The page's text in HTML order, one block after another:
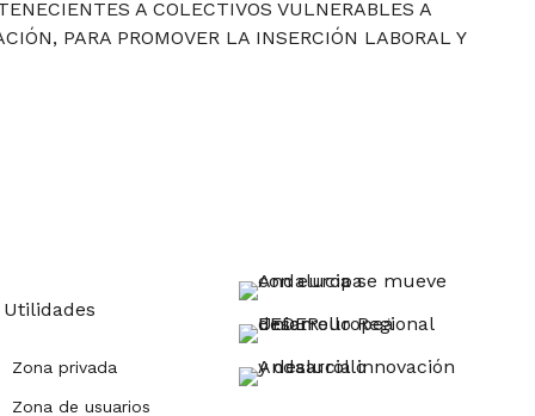
A COLECTIVOS VULNERABLES A
PARA PROMOVER LA INSERCIÓN LABORAL Y
Utilidades
Zona privada
Zona de usuarios